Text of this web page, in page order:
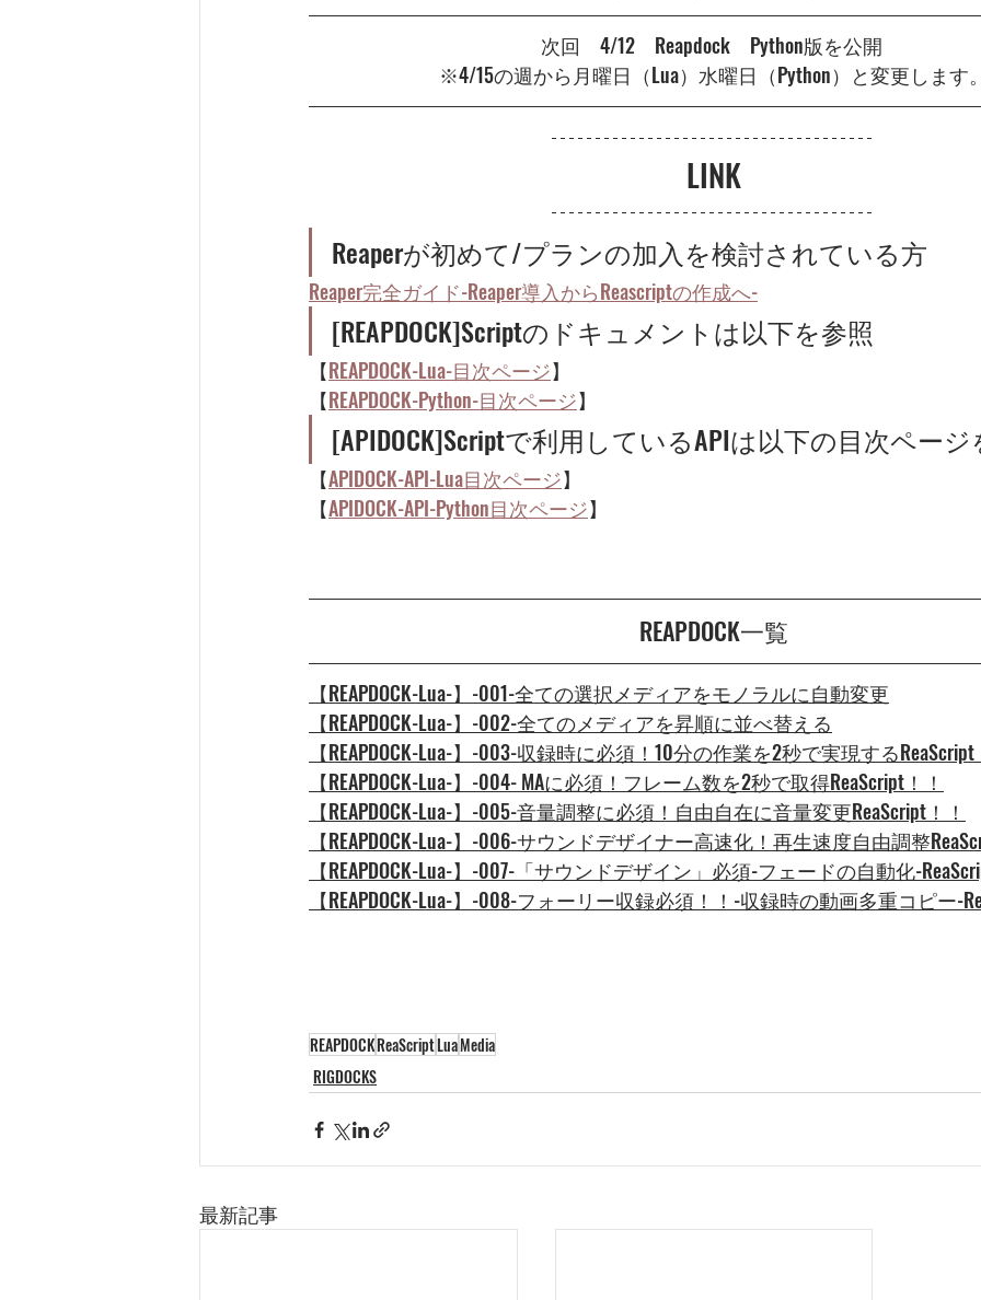
次回　4/12　Reapdock　Python版を公開
※4/15の週から月曜日（Lua）水曜日（Python）と変更します
LINK
Reaperが初めて/プランの加入を検討されている方
Reaper完全ガイド-Reaper導入からReascriptの作成へ-
[REAPDOCK]Scriptのドキュメントは以下を参照
【REAPDOCK-Lua-目次ページ】
【REAPDOCK-Python-目次ページ】
[APIDOCK]Scriptで利用しているAPIは以下の目次ペー
【APIDOCK-API-Lua目次ページ】
【APIDOCK-API-Python目次ページ】
REAPDOCK一覧
【REAPDOCK-Lua-】-001-全ての選択メディアをモノラルに自動変更
【REAPDOCK-Lua-】-002-全てのメディアを昇順に並べ替える
【REAPDOCK-Lua-】-003-収録時に必須！10分の作業を2秒で実現する
【REAPDOCK-Lua-】-004- MAに必須！フレーム数を2秒で取得ReaScript！！
【REAPDOCK-Lua-】-005-音量調整に必須！自由自在に音量変更ReaScript！！
【REAPDOCK-Lua-】-006-サウンドデザイナー高速化！再生速度自由調整
【REAPDOCK-Lua-】-007-「サウンドデザイン」必須-フェードの自動化-
【REAPDOCK-Lua-】-008-フォーリー収録必須！！-収録時の動画多重コピー-
REAPDOCKReaScriptLuaMedia
RIGDOCKS
最新記事